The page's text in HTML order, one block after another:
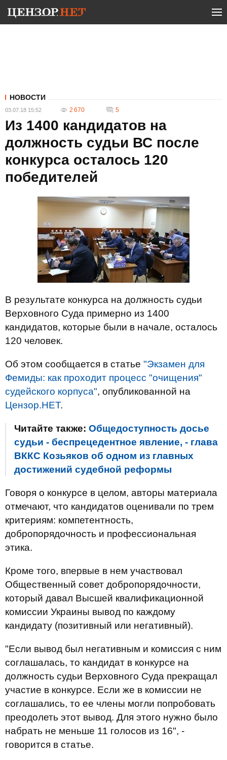
НОВОСТИ
03.07.18 15:52 2 670 5
Из 1400 кандидатов на
должность судьи ВС после
конкурса осталось 120
победителей
В результате конкурса на должность судьи
Верховного Суда примерно из 1400
кандидатов, которые были в начале, осталось
120 человек.
Об этом сообщается в статье "Экзамен для
Фемиды: как проходит процесс "очищения"
судейского корпуса", опубликованной на
Цензор.НЕТ.
Читайте также: Общедоступность досье
судьи - беспрецедентное явление, - глава
ВККС Козьяков об одном из главных
достижений судебной реформы
Говоря о конкурсе в целом, авторы материала
отмечают, что кандидатов оценивали по трем
критериям: компетентность,
добропорядочность и профессиональная
этика.
Кроме того, впервые в нем участвовал
Общественный совет добропорядочности,
который давал Высшей квалификационной
комиссии Украины вывод по каждому
кандидату (позитивный или негативный).
"Если вывод был негативным и комиссия с ним
соглашалась, то кандидат в конкурсе на
должность судьи Верховного Суда прекращал
участие в конкурсе. Если же в комиссии не
соглашались, то ее члены могли попробовать
преодолеть этот вывод. Для этого нужно было
набрать не меньше 11 голосов из 16", -
говорится в статье.